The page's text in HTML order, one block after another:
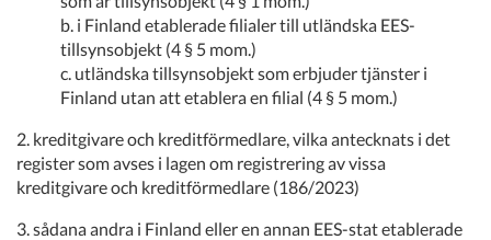
b. i Finland etablerade filialer till utländska EES-
tillsynsobjekt (4 § 5 mom.)
c. utländska tillsynsobjekt som erbjuder tjänster i
Finland utan att etablera en filial (4 § 5 mom.)
2. kreditgivare och kreditförmedlare, vilka antecknats i det
register som avses i lagen om registrering av vissa
kreditgivare och kreditförmedlare (186/2023)
3. sådana andra i Finland eller en annan EES-stat etablerade